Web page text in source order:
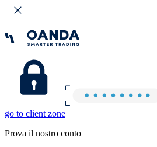
go to client zone
Prova il nostro conto